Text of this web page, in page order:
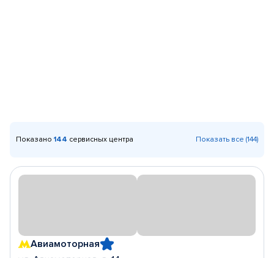
Показано 144 сервисных центра Показать все (144)
Авиамоторная